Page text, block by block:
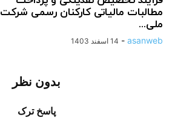
مطالبات مالیاتی کارکنان رسمی شرکت
ملی...
asanweb
- 14 اسفند 1403
بدون نظر
پاسخ ترک